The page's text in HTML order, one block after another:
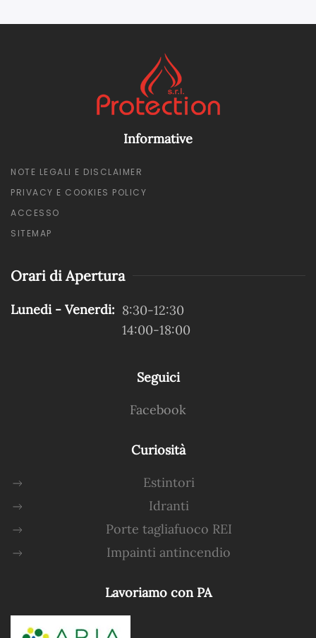
Informative
NOTE LEGALI E DISCLAIMER
PRIVACY E COOKIES POLICY
ACCESSO
SITEMAP
Orari di Apertura
Lunedi - Venerdi: 8:30-12:30
14:00-18:00
Seguici
Facebook
Curiosità
Estintori
Idranti
Porte tagliafuoco REI
Impainti antincendio
Lavoriamo con PA